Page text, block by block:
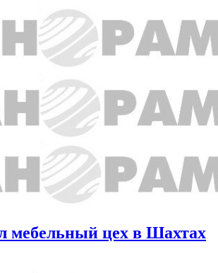
мебельный цех в Шахтах